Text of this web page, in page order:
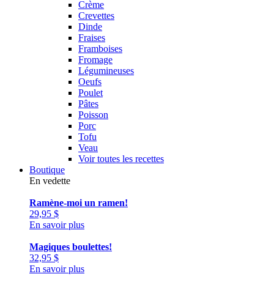
Crème
Crevettes
Dinde
Fraises
Framboises
Fromage
Légumineuses
Oeufs
Poulet
Pâtes
Poisson
Porc
Tofu
Veau
Voir toutes les recettes
Boutique
En vedette
Ramène-moi un ramen!
29,95 $
En savoir plus
Magiques boulettes!
32,95 $
En savoir plus